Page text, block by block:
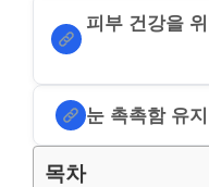
피부 건강을
눈 촉촉함 유
목차